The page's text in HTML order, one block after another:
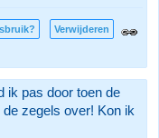
Verwijderen
ik pas door toen de
zegels over! Kon ik